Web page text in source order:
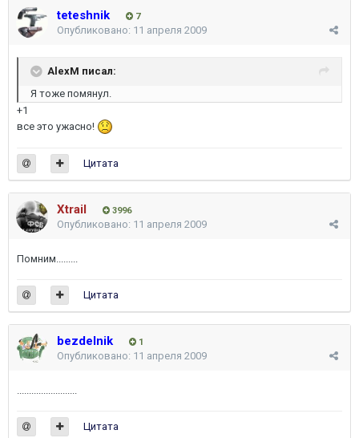
teteshnik 7
Опубликовано: 11 апреля 2009
AlexM писал:
Я тоже помянул.
+1
все это ужасно!
Цитата
Xtrail 3996
Опубликовано: 11 апреля 2009
Помним.........
Цитата
bezdelnik 1
Опубликовано: 11 апреля 2009
Цитата